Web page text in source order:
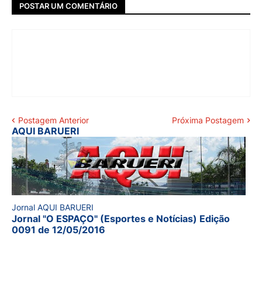
POSTAR UM COMENTÁRIO
Postagem Anterior Próxima Postagem
AQUI BARUERI
Jornal AQUI BARUERI
Jornal "O ESPAÇO" (Esportes e Notícias) Edição
0091 de 12/05/2016